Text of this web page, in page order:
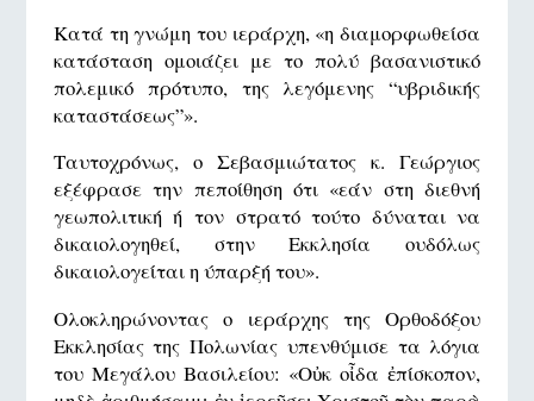
Κατά τη γνώμη του ιεράρχη, «η διαμορφωθείσα
κατάσταση ομοιάζει με το πολύ βασανιστικό
πολεμικό πρότυπο, της λεγόμενης “υβριδικής
καταστάσεως”».
Ταυτοχρόνως, ο Σεβασμιώτατος κ. Γεώργιος
εξέφρασε την πεποίθηση ότι «εάν στη διεθνή
γεωπολιτική ή τον στρατό τούτο δύναται να
δικαιολογηθεί, στην Εκκλησία ουδόλως
δικαιολογείται η ύπαρξή του».
Ολοκληρώνοντας ο ιεράρχης της Ορθοδόξου
Εκκλησίας της Πολωνίας υπενθύμισε τα λόγια
του Μεγάλου Βασιλείου: «Οὐκ οἶδα ἐπίσκοπον,